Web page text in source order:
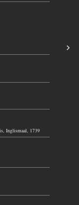
Inglismaal, 1739